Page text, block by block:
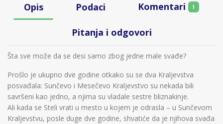
Opis Podaci Komentari 1
Pitanja i odgovori
Šta sve može da se desi samo zbog jedne male svađe?
Prošlo je ukupno dve godine otkako su se dva Kraljevstva
posvađala: Sunčevo i Mesečevo Kraljevstvo su nekada bili
savršeni kao jedno, a njima su vladale sestre bliznakinje.
Ali kada se Steli vrati u mesto u kojem je odrasla – u Sunčevom
Kraljevstvu, posle duge dve godine, shvatiće da je njihova svađa